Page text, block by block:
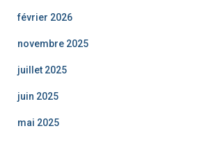
février 2026
novembre 2025
juillet 2025
juin 2025
mai 2025